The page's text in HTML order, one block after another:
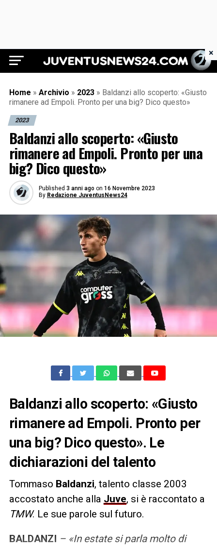
Juventus News 24
Home » Archivio » 2023 » Baldanzi allo scoperto: «Giusto
rimanere ad Empoli. Pronto per una big? Dico questo»
2023
Baldanzi allo scoperto: «Giusto
rimanere ad Empoli. Pronto per una
big? Dico questo»
Published 3 anni ago on 16 Novembre 2023
By Redazione JuventusNews24
Baldanzi allo scoperto: «Giusto
rimanere ad Empoli. Pronto per
una big? Dico questo». Le
dichiarazioni del talento
Tommaso Baldanzi, talento classe 2003
accostato anche alla Juve, si è raccontato a
TMW. Le sue parole sul futuro.
BALDANZI – «In estate si parla molto di
×